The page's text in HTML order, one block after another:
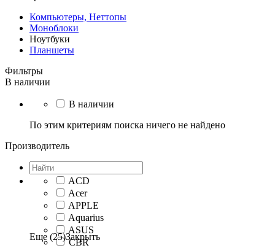
Компьютеры, Неттопы
Моноблоки
Ноутбуки
Планшеты
Фильтры
В наличии
В наличии
По этим критериям поиска ничего не найдено
Производитель
ACD
Acer
APPLE
Aquarius
ASUS
CBR
Еще (25)Закрыть